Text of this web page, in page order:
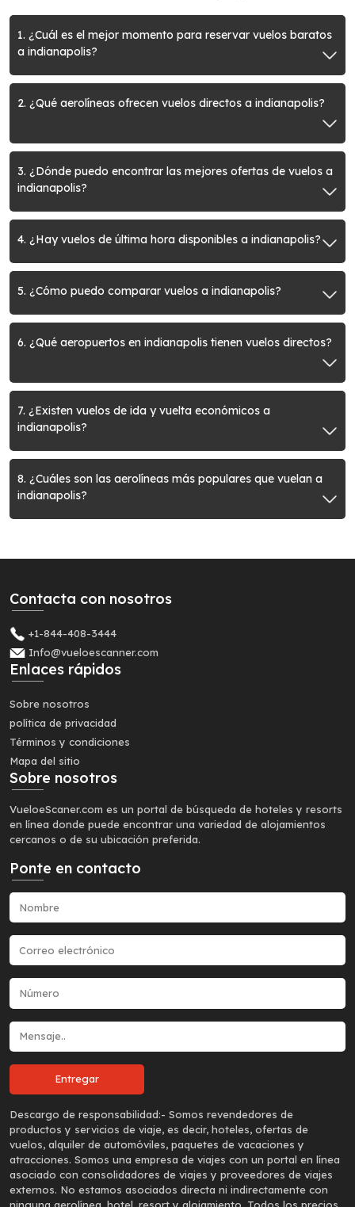
1. ¿Cuál es el mejor momento para reservar vuelos baratos
a indianapolis?
2. ¿Qué aerolíneas ofrecen vuelos directos a indianapolis?
3. ¿Dónde puedo encontrar las mejores ofertas de vuelos a
indianapolis?
4. ¿Hay vuelos de última hora disponibles a indianapolis?
5. ¿Cómo puedo comparar vuelos a indianapolis?
6. ¿Qué aeropuertos en indianapolis tienen vuelos directos?
7. ¿Existen vuelos de ida y vuelta económicos a
indianapolis?
8. ¿Cuáles son las aerolíneas más populares que vuelan a
indianapolis?
Contacta con nosotros
+1-844-408-3444
Info@vueloescanner.com
Enlaces rápidos
Sobre nosotros
política de privacidad
Términos y condiciones
Mapa del sitio
Sobre nosotros
VueloeScaner.com es un portal de búsqueda de hoteles y resorts
en línea donde puede encontrar una variedad de alojamientos
cercanos o de su ubicación preferida.
Ponte en contacto
Descargo de responsabilidad:- Somos revendedores de
productos y servicios de viaje, es decir, hoteles, ofertas de
vuelos, alquiler de automóviles, paquetes de vacaciones y
atracciones. Somos una empresa de viajes con un portal en línea
asociado con consolidadores de viajes y proveedores de viajes
externos. No estamos asociados directa ni indirectamente con